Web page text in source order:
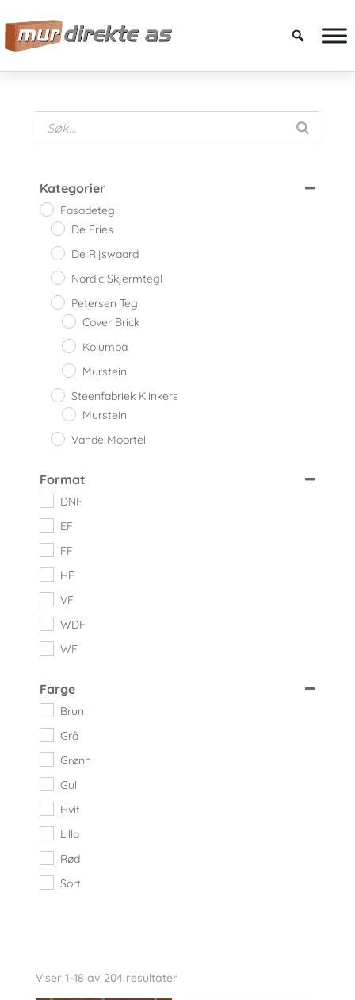
Kategorier
Fasadetegl
De Fries
De Rijswaard
Nordic Skjermtegl
Petersen Tegl
Cover Brick
Kolumba
Murstein
Steenfabriek Klinkers
Murstein
Vande Moortel
Format
DNF
EF
FF
HF
VF
WDF
WF
Farge
Brun
Grå
Grønn
Gul
Hvit
Lilla
Rød
Sort
Viser 1–18 av 204 resultater